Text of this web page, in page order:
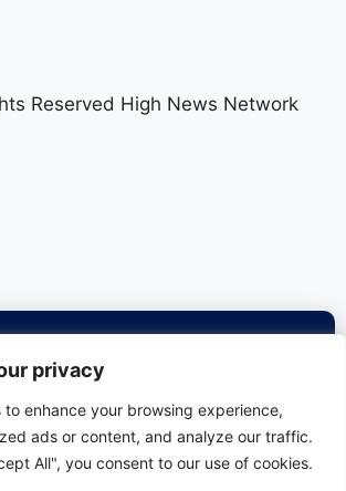
privacy
to enhance your browsing experience,
ads or content, and analyze our traffic.
All", you consent to our use of cookies.
Reserved High News Network